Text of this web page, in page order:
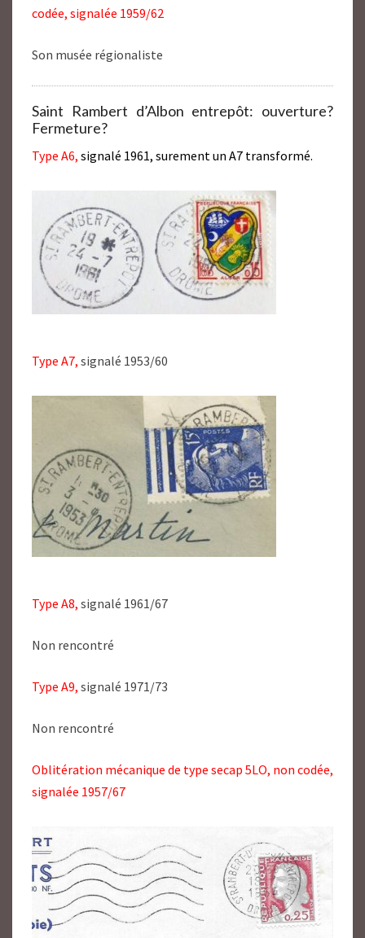
codée, signalée 1959/62
Son musée régionaliste
Saint Rambert d’Albon entrepôt: ouverture?
Fermeture?
Type A6, signalé 1961, surement un A7 transformé.
Type A7, signalé 1953/60
Type A8, signalé 1961/67
Non rencontré
Type A9, signalé 1971/73
Non rencontré
Oblitération mécanique de type secap 5LO, non codée,
signalée 1957/67